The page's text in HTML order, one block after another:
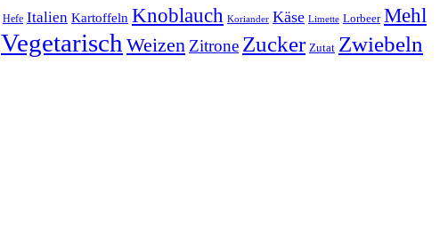
Hefe Italien Kartoffeln Knoblauch Koriander Käse Limette Lorbeer Mehl
Vegetarisch Weizen Zitrone Zucker Zutat Zwiebeln